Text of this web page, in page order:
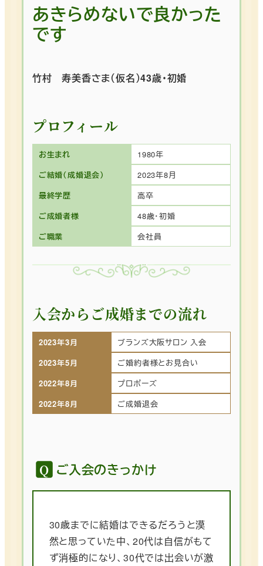
あきらめないで良かった
です
竹村 寿美香さま（仮名）43歳・初婚
プロフィール
お生まれ
1980年
ご結婚（成婚退会）
2023年8月
最終学歴
高卒
ご成婚者様
48歳・初婚
ご職業
会社員
入会からご成婚までの流れ
2023年3月
ブランズ大阪サロン 入会
2023年5月
ご婚約者様とお見合い
2022年8月
プロポーズ
2022年8月
ご成婚退会
ご入会のきっかけ
30歳までに結婚はできるだろうと漠
然と思っていた中、20代は自信がもて
ず消極的になり、30代では出会いが激